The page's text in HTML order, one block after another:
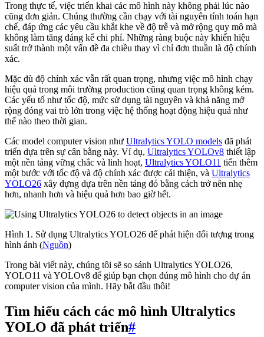
Trong thực tế, việc triển khai các mô hình này không phải lúc nào
cũng đơn giản. Chúng thường cần chạy với tài nguyên tính toán hạn
chế, đáp ứng các yêu cầu khắt khe về độ trễ và mở rộng quy mô mà
không làm tăng đáng kể chi phí. Những ràng buộc này khiến hiệu
suất trở thành một vấn đề đa chiều thay vì chỉ đơn thuần là độ chính
xác.
Mặc dù độ chính xác vẫn rất quan trọng, nhưng việc mô hình chạy
hiệu quả trong môi trường production cũng quan trọng không kém.
Các yếu tố như tốc độ, mức sử dụng tài nguyên và khả năng mở
rộng đóng vai trò lớn trong việc hệ thống hoạt động hiệu quả như
thế nào theo thời gian.
Các model computer vision như Ultralytics YOLO models đã phát
triển dựa trên sự cân bằng này. Ví dụ, Ultralytics YOLOv8 thiết lập
một nền tảng vững chắc và linh hoạt, Ultralytics YOLO11 tiến thêm
một bước với tốc độ và độ chính xác được cải thiện, và Ultralytics
YOLO26 xây dựng dựa trên nền tảng đó bằng cách trở nên nhẹ
hơn, nhanh hơn và hiệu quả hơn bao giờ hết.
Hình 1. Sử dụng Ultralytics YOLO26 để phát hiện đối tượng trong
hình ảnh (Nguồn)
Trong bài viết này, chúng tôi sẽ so sánh Ultralytics YOLO26,
YOLO11 và YOLOv8 để giúp bạn chọn đúng mô hình cho dự án
computer vision của mình. Hãy bắt đầu thôi!
Tìm hiểu cách các mô hình Ultralytics
YOLO đã phát triển#